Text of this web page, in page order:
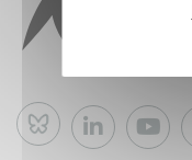
Bluesky